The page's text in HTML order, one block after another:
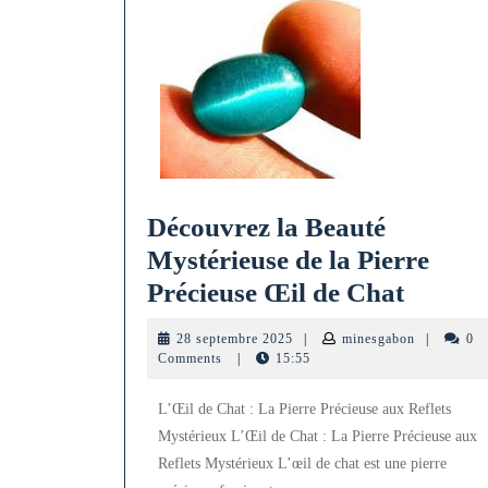
Découvrez la Beauté
Mystérieuse de la Pierre
Précieuse Œil de Chat
de
la
28 septembre 2025 28
septembre
minesgabon minesgabon
0
Comments
15:55
L’Œil de Chat : La Pierre Précieuse aux Reflets
Mystérieux L’Œil de Chat : La Pierre Précieuse aux
Reflets Mystérieux L’œil de chat est une pierre